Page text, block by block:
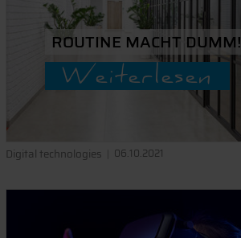
ROUTINE MACHT DUMM!
Weiterlesen
Digital technologies 06.10.2021